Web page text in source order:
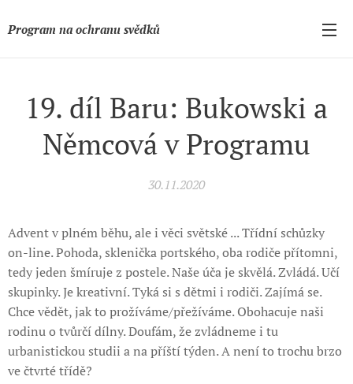
Program na ochranu svědků
19. díl Baru: Bukowski a
Němcová v Programu
30.11.2020
Advent v plném běhu, ale i věci světské ... Třídní schůzky
on-line. Pohoda, sklenička portského, oba rodiče přítomni,
tedy jeden šmíruje z postele. Naše úča je skvělá. Zvládá. Učí
skupinky. Je kreativní. Tyká si s dětmi i rodiči. Zajímá se.
Chce vědět, jak to prožíváme/přežíváme. Obohacuje naši
rodinu o tvůrčí dílny. Doufám, že zvládneme i tu
urbanistickou studii a na příští týden. A není to trochu brzo
ve čtvrté třídě?